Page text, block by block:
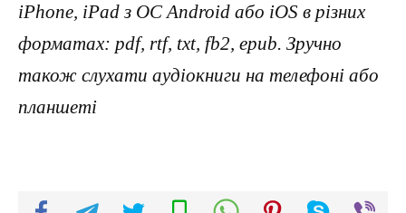
iPhone, iPad з ОС Android або iOS в різних
форматах: pdf, rtf, txt, fb2, epub. Зручно
також слухати аудіокниги на телефоні або
планшеті